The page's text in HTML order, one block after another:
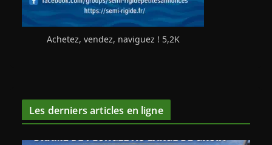
Achetez, vendez, naviguez ! 5,2K
Les derniers articles en ligne